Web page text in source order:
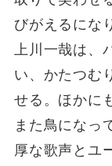
びがえるにな
上川一哉は、
い、かたつむ
せる。ほかに
また鳥になっ
厚な歌声とユ